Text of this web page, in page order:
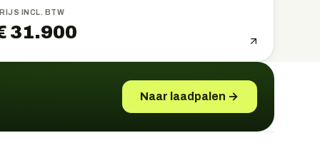
INCL. BTW
31.900
Naar laadpalen →